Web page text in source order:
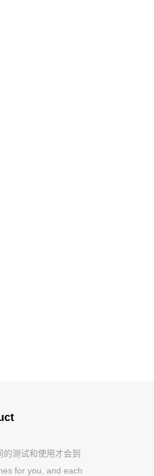
测试和使用才会到
for you, and each